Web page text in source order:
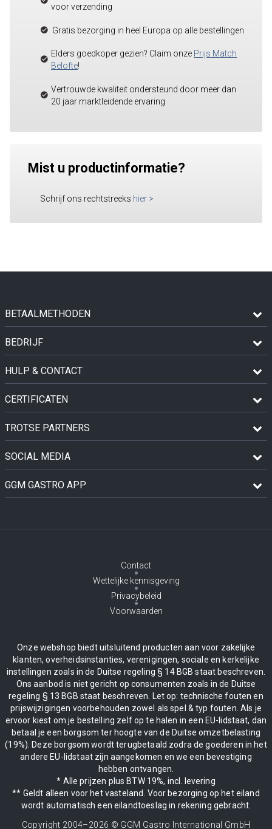
voor verzending
Gratis bezorging in heel Europa op alle bestellingen
Elders goedkoper gezien? Claim onze Prijs Match
Belofte!
Vertrouwde kwaliteit ondersteund door meer dan
20 jaar marktleidende ervaring
Mist u productinformatie?
Schrijf ons rechtstreeks hier >
BETAALMETHODEN
BEDRIJF
HULP & CONTACT
CERTIFICATEN
TROTSE PARTNERS
SOCIAL MEDIA
GGM GASTRO APP
Contact
Wettelijke kennisgeving
Privacybeleid
Voorwaarden
Onze webshop biedt uitsluitend producten aan voor zakelijke
klanten, overheidsinstanties, verenigingen, sociale en kerkelijke
instellingen zoals in de Duitse regeling § 14 BGB staat beschreven.
Ons aanbod is niet gericht op consumenten zoals in de Duitse
regeling § 13 BGB staat beschreven. Let op: technische fouten en
prijswijzigingen voorbehouden zowel als spel & typ fouten. Als je
ervoor kiest om je bestelling zelf op te halen in een EU-lidstaat, dan
betaal je een borgsom ter hoogte van de Duitse omzetbelasting
(19%). Deze borgsom wordt terugbetaald zodra de goederen in het
andere EU-lidstaat zijn aangekomen en we een bevestiging
hebben ontvangen.
* Alle prijzen plus BTW 19%, incl. levering
** Geldt alleen voor het vasteland. Voor bezorging op het eiland
wordt automatisch een eilandtoeslag in rekening gebracht.
Copyright 2004–2026 © GGM Gastro International GmbH